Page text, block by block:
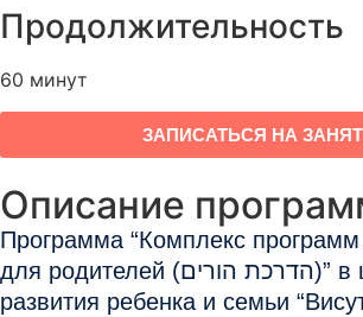
Продолжительность
60 минут
ЗАПИСАТЬСЯ НА
Описание
Программа “Комплекс
для родителей (הדרכת הורים)” в центре
развития ребенка и семьи